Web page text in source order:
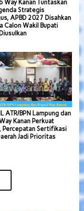
Way Kanan Tuntaskan
Strategis
APBD 2027 Disahkan
Calon Wakil Bupati
ATR/BPN Lampung dan
Kanan Perkuat
Percepatan Sertifikasi
Jadi Prioritas